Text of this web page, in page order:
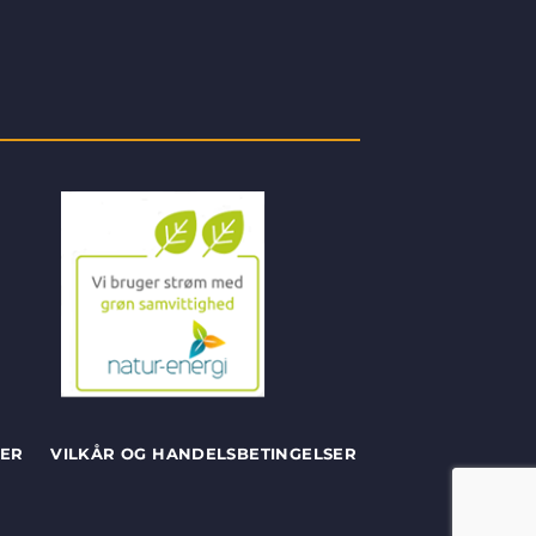
VILKÅR OG HANDELSBETINGELSER